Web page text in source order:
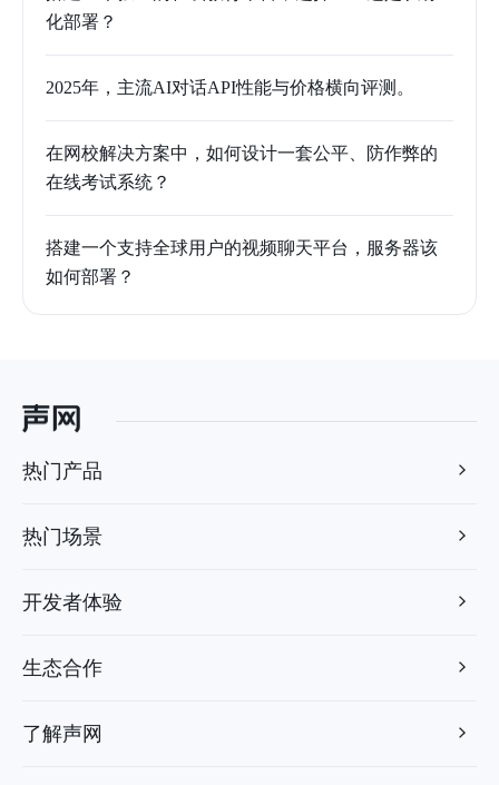
化部署？
2025年，主流AI对话API性能与价格横向评测。
在网校解决方案中，如何设计一套公平、防作弊的
在线考试系统？
搭建一个支持全球用户的视频聊天平台，服务器该
如何部署？
热门产品
热门场景
开发者体验
生态合作
了解声网